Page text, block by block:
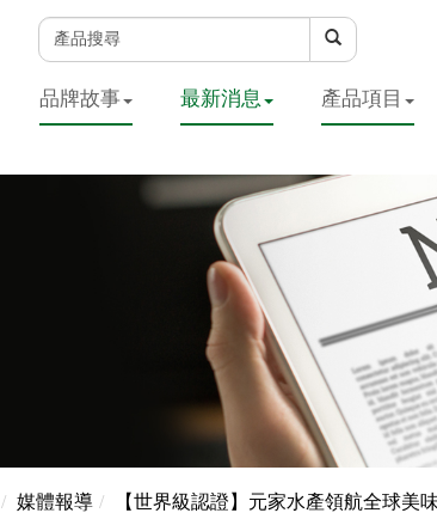
品牌故事 最新消息 產品項目
媒體報導 【世界級認證】元家水產領航全球美